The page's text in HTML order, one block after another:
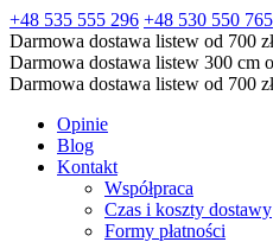
+48 535 555 296 +48 530 550 765
Darmowa dostawa listew od 700
Darmowa dostawa listew 300 cm
Darmowa dostawa listew od 700
Opinie
Blog
Kontakt
Współpraca
Czas i koszty dostawy
Formy płatności